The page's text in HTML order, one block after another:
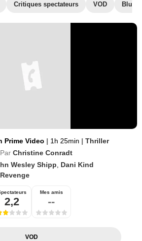
Critiques spectateurs VOD Blu-
Prime Video | 1h 25min | Thriller
Par Christine Conradt
Wesley Shipp
Dani Kind
2,2
Mes amis
--
VOD